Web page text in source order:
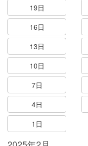
19日
16日
13日
10日
7日
4日
1日